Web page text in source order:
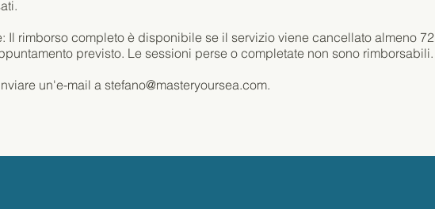
Il rimborso completo è disponibile se il servizio viene cancellato almeno 72
previsto. Le sessioni perse o completate non sono rimborsabili.
un'e-mail a stefano@masteryoursea.com.